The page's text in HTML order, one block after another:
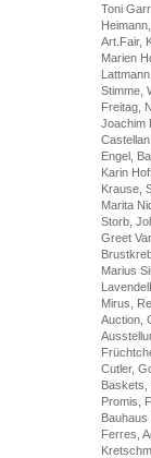
Toni
Art.Fair,
Marien
Stimme,
Freitag,
Joachim
Engel,
Karin
Krause,
Marita
Storb,
Greet
Marius
Mirus,
Auction,
Cutler,
Baskets,
Promis,
Bauhaus
Ferres,